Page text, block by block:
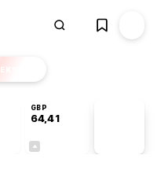
EKSTRA
GBP
64,41